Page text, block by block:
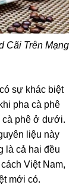
Cãi Trên Mạng
sự khác biệt
pha cà phê
cà phê ở dưới.
liệu này
là cả hai đều
Việt Nam,
mới có.